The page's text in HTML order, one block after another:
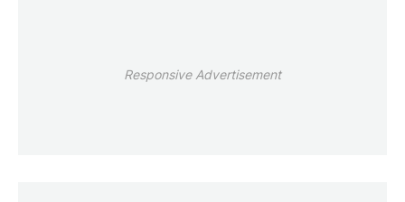
Responsive Advertisement